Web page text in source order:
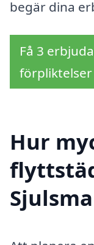
begär dina
Få 3
förpliktelser
Hur